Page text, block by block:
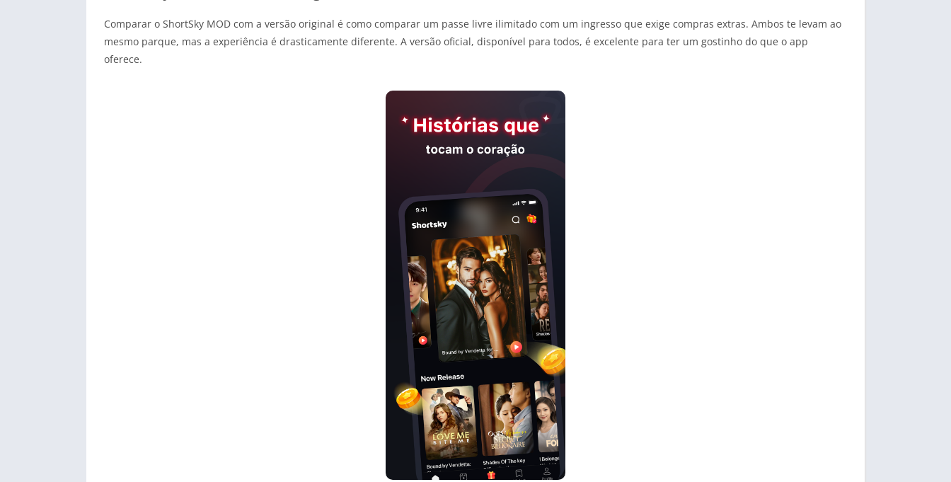
Comparar o ShortSky MOD com a versão original é como comparar um passe livre ilimitado com um ingresso que exige compras extras. Ambos te levam ao
mesmo parque, mas a experiência é drasticamente diferente. A versão oficial, disponível para todos, é excelente para ter um gostinho do que o app
oferece.